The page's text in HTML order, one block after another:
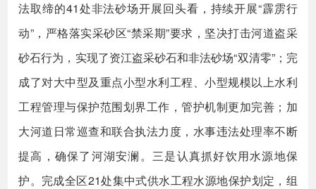
法取缔的41处非法砂场开展回头看，持续开展“霹雳行
动”，严格落实采砂区“禁采期”要求，坚决打击河道盗采
砂石行为，实现了资江盗采砂石和非法砂场“双清零”；完
成了对大中型及重点小型水利工程、小型规模以上水利
工程管理与保护范围划界工作，管护机制更加完善；加
大河道日常巡查和联合执法力度，水事违法处理率不断
提高，确保了河湖安澜。三是认真抓好饮用水源地保
护。完成全区21处集中式供水工程水源地保护划定，组